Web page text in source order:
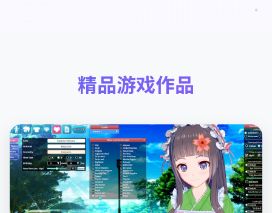
精品游戏作品